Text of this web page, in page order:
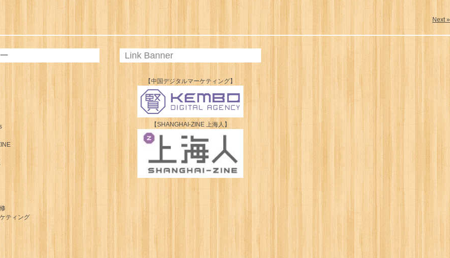
Next »
ティング
Link Banner
【中国デジタルマーケティング】
【SHANGHAI-ZINE 上海人】